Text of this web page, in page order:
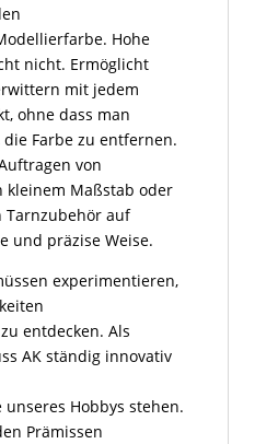
Hohe
nicht. Ermöglicht
mit jedem
ohne dass man
Farbe zu entfernen.
von
Maßstab oder
Tarnzubehör auf
und präzise Weise.
experimentieren,
entdecken. Als
AK ständig innovativ
Hobbys stehen.
Prämissen